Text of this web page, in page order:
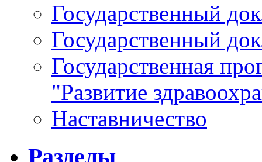
Государственный
Государственный
Государственная
"Развитие
Наставничество
Разделы